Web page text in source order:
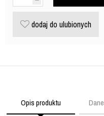
dodaj do ulubionych
Opis produktu